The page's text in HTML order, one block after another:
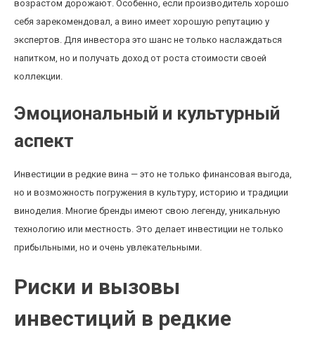
возрастом дорожают. Особенно, если производитель хорошо
себя зарекомендовал, а вино имеет хорошую репутацию у
экспертов. Для инвестора это шанс не только наслаждаться
напитком, но и получать доход от роста стоимости своей
коллекции.
Эмоциональный и культурный
аспект
Инвестиции в редкие вина — это не только финансовая выгода,
но и возможность погружения в культуру, историю и традиции
виноделия. Многие бренды имеют свою легенду, уникальную
технологию или местность. Это делает инвестиции не только
прибыльными, но и очень увлекательными.
Риски и вызовы
инвестиций в редкие